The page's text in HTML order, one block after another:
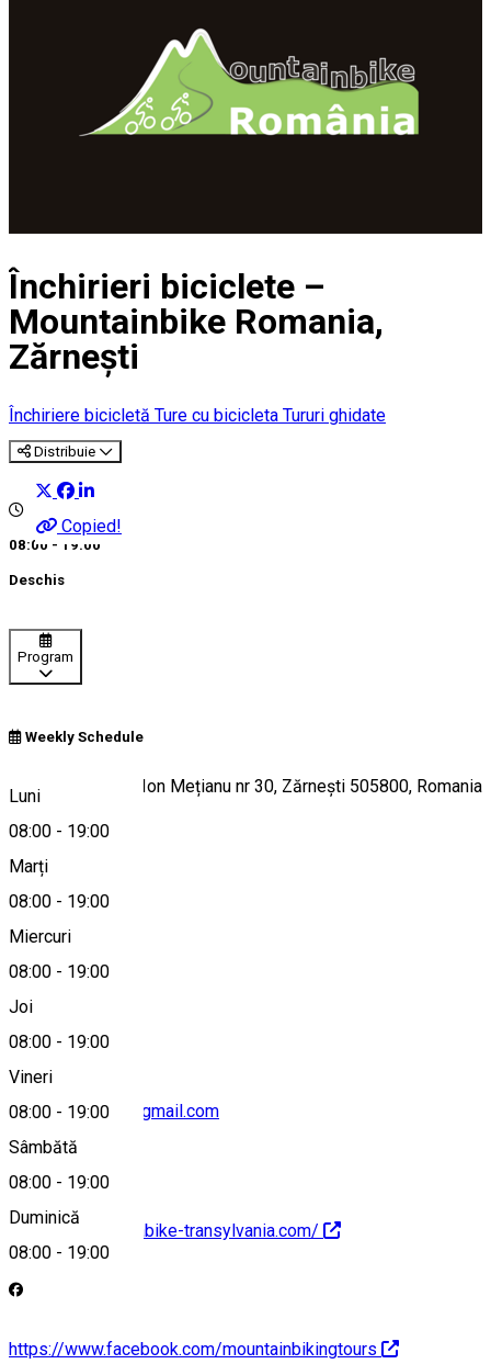
Închirieri biciclete –
Mountainbike Romania,
Zărnești
Închiriere bicicletă Ture cu bicicleta Tururi ghidate
Distribuie
Copied!
08:00 - 19:00
Deschis
Program
Weekly Schedule
Luni
08:00 - 19:00
Marți
08:00 - 19:00
Miercuri
08:00 - 19:00
Joi
08:00 - 19:00
Vineri
08:00 - 19:00
Sâmbătă
08:00 - 19:00
Duminică
08:00 - 19:00
Strada Mitropolit Ion Mețianu nr 30, Zărnești 505800, Romania
Hartă
grind.adventure@gmail.com
https://www.rentabike-transylvania.com/
https://www.facebook.com/mountainbikingtours